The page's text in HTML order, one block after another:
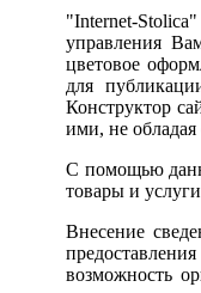
"Internet-
управления
цветовое
для
Конструктор
ими, не
С помощью
товары и
Внесение
возможность